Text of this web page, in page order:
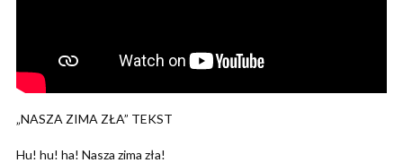
„NASZA ZIMA ZŁA” TEKST
Hu! hu! ha! Nasza zima zła!